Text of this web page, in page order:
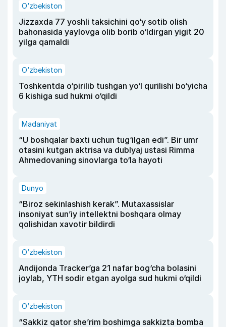
O‘zbekiston
Jizzaxda 77 yoshli taksichini qo‘y sotib olish
bahonasida yaylovga olib borib o‘ldirgan yigit 20
yilga qamaldi
O‘zbekiston
Toshkentda o‘pirilib tushgan yo‘l qurilishi bo‘yicha
6 kishiga sud hukmi o‘qildi
Madaniyat
“U boshqalar baxti uchun tug‘ilgan edi”. Bir umr
otasini kutgan aktrisa va dublyaj ustasi Rimma
Ahmedovaning sinovlarga to‘la hayoti
Dunyo
“Biroz sekinlashish kerak”. Mutaxassislar
insoniyat sun’iy intellektni boshqara olmay
qolishidan xavotir bildirdi
O‘zbekiston
Andijonda Tracker’ga 21 nafar bog‘cha bolasini
joylab, YTH sodir etgan ayolga sud hukmi o‘qildi
O‘zbekiston
“Sakkiz qator she’rim boshimga sakkizta bomba